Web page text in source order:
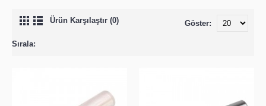
Ürün Karşılaştır (0) Göster:
Sırala: